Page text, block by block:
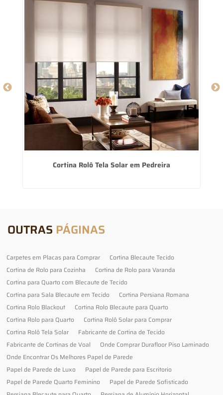
Cortina Rolô Tela Solar em Pedreira
OUTRAS PÁGINAS
Carpetes em Placas para Comprar
Cortina Blecaute Tecido
Cortina de Rolo para Cozinha
Cortina de Rolo para Varanda
Cortina para Quarto com Blecaute de Tecido
Cortina para Sala Blecaute em Tecido
Cortina Persiana Romana
Cortina Rolo Blackout
Cortina Rolo Blecaute para Quarto
Cortina Rolo para Quarto
Cortina Rolô Solar para Comprar
Cortina Rolô Tela Solar
Fabricante de Cortina de Tecido
Fabricante de Cortinas de Voal
Onde Comprar Durafloor Piso Laminado
Onde Encontrar Os Melhores Papel de Parede
Papel de Parede de Luxo
Papel de Parede para Escritorio
Papel de Parede Quarto Feminino
Papel de Parede Sofisticado